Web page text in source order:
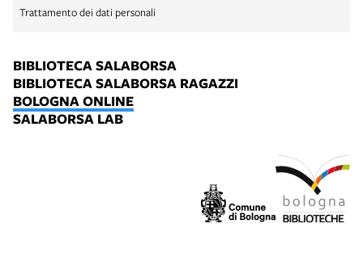
Trattamento dei dati personali
BIBLIOTECA SALABORSA
BIBLIOTECA SALABORSA RAGAZZI
BOLOGNA ONLINE
SALABORSA LAB